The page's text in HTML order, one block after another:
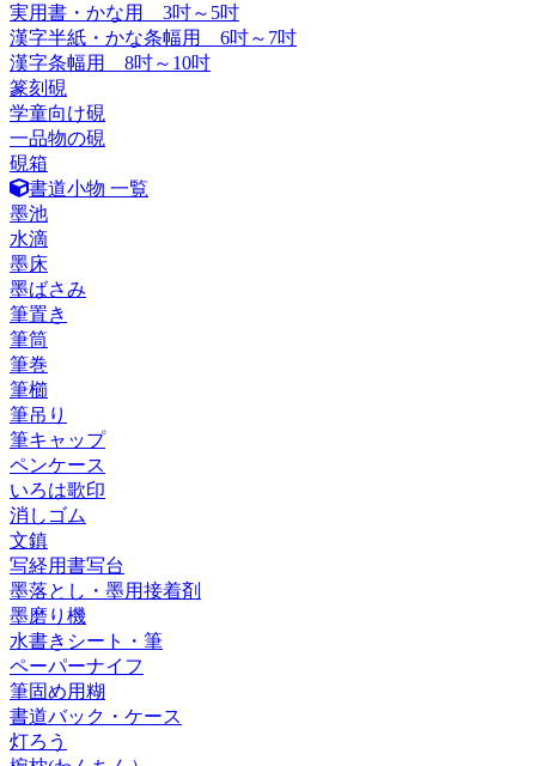
実用書・かな用 3吋～5吋
漢字半紙・かな条幅用 6吋～7吋
漢字条幅用 8吋～10吋
篆刻硯
学童向け硯
一品物の硯
硯箱
書道小物 一覧
墨池
水滴
墨床
墨ばさみ
筆置き
筆筒
筆巻
筆櫛
筆吊り
筆キャップ
ペンケース
いろは歌印
消しゴム
文鎮
写経用書写台
墨落とし・墨用接着剤
墨磨り機
水書きシート・筆
ペーパーナイフ
筆固め用糊
書道バック・ケース
灯ろう